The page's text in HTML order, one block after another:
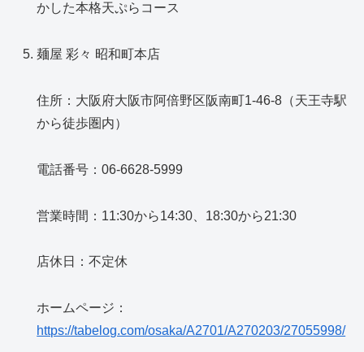
かした本格天ぷらコース
麺屋 彩々 昭和町本店
住所：大阪府大阪市阿倍野区阪南町1-46-8（天王寺駅
から徒歩圏内）
電話番号：06-6628-5999
営業時間：11:30から14:30、18:30から21:30
店休日：不定休
ホームページ：
https://tabelog.com/osaka/A2701/A270203/27055998/